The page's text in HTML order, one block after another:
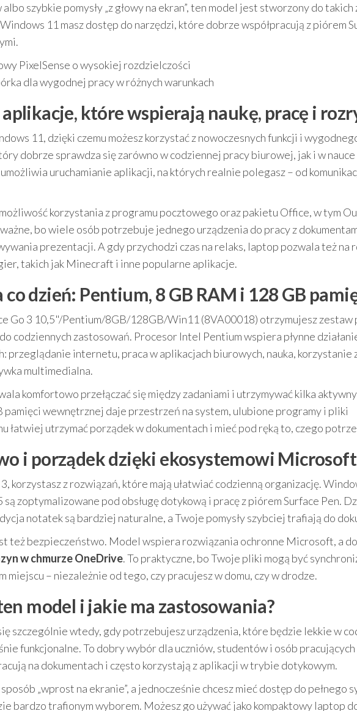
szybkie pomysły „z głowy na ekran”, ten model jest stworzony do takich
11 masz dostęp do narzędzi, które dobrze współpracują z piórem
PixelSense o wysokiej rozdzielczości
dla wygodnej pracy w różnych warunkach
które wspierają naukę, pracę i
11, dzięki czemu możesz korzystać z nowoczesnych funkcji i
dobrze sprawdza się zarówno w codziennej pracy biurowej, jak i w nauce
uruchamianie aplikacji, na których realnie polegasz – od
korzystania z programu pocztowego oraz pakietu Office, w tym
bo wiele osób potrzebuje jednego urządzenia do pracy z
prezentacji. A gdy przychodzi czas na relaks, laptop pozwala też na
takich jak Minecraft i inne popularne aplikacje.
dzień: Pentium, 8 GB RAM i 128 GB
Go 3 10,5"/Pentium/8GB/128GB/Win11 (8VA00018) otrzymujesz zestaw
codziennych zastosowań. Procesor Intel Pentium wspiera płynne
przeglądanie internetu, praca w aplikacjach biurowych, nauka, korzystanie
multimedialna.
komfortowo przełączać się między zadaniami i utrzymywać kilka
pamięci wewnętrznej daje przestrzeń na system, ulubione programy i pliki
łatwiej utrzymać porządek w dokumentach i mieć pod ręką to, czego
i porządek dzięki ekosystemowi Microsoft
korzystasz z rozwiązań, które mają ułatwiać codzienną organizację.
zoptymalizowane pod obsługę dotykową i pracę z piórem Surface Pen.
notatek są bardziej naturalne, a Twoje pomysły szybciej trafiają do
też bezpieczeństwo. Model wspiera rozwiązania ochronne Microsoft, a
w chmurze OneDrive. To praktyczne, bo Twoje pliki mogą być
miejscu – niezależnie od tego, czy pracujesz w domu, czy w drodze.
model i jakie ma zastosowania?
szczególnie wtedy, gdy potrzebujesz urządzenia, które będzie lekkie w
funkcjonalne. To dobry wybór dla uczniów, studentów i osób
na dokumentach i często korzystają z aplikacji w trybie dotykowym.
„wprost na ekranie”, a jednocześnie chcesz mieć dostęp do pełnego
bardzo trafionym wyborem. Możesz go używać jako kompaktowy laptop